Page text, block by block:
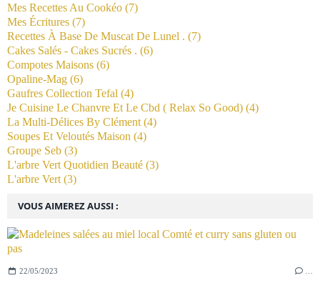
VOUS AIMEREZ AUSSI :
22/05/2023
Mes Recettes Au Cookéo (7)
Mes Écritures (7)
Recettes À Base De Muscat De Lunel . (7)
Cakes Salés - Cakes Sucrés . (6)
Compotes Maisons (6)
Opaline-Mag (6)
Gaufres Collection Tefal (4)
Je Cuisine Le Chanvre Et Le Cbd ( Relax So Good) (4)
La Multi-Délices By Clément (4)
Soupes Et Veloutés Maison (4)
Groupe Seb (3)
L'arbre Vert Quotidien Beauté (3)
L'arbre Vert (3)